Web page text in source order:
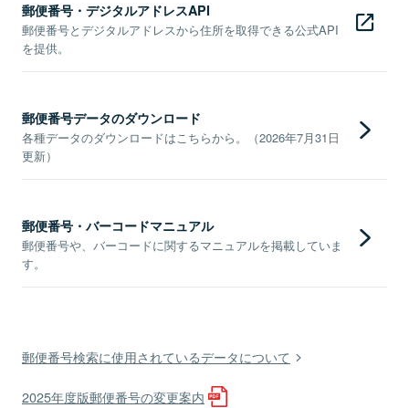
郵便番号・デジタルアドレスAPI
郵便番号とデジタルアドレスから住所を取得できる公式API
を提供。
郵便番号データのダウンロード
各種データのダウンロードはこちらから。（2026年7月31日
更新）
郵便番号・バーコードマニュアル
郵便番号や、バーコードに関するマニュアルを掲載していま
す。
郵便番号検索に使用されているデータについて
2025年度版郵便番号の変更案内